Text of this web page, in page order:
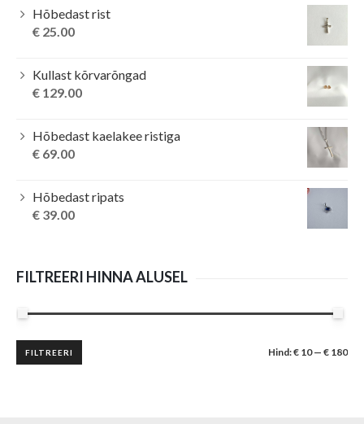
Hõbedast rist
€ 25.00
Kullast kõrvarõngad
€ 129.00
Hõbedast kaelakee ristiga
€ 69.00
Hõbedast ripats
€ 39.00
FILTREERI HINNA ALUSEL
Minimaalne
hind
Maksimaalne
hind
FILTREERI Hind:€ 10— € 180